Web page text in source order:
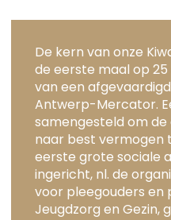
De kern van onze
de eerste maal op 25
van een
Antwerp-Mercator.
samengesteld om
naar best vermogen
eerste grote sociale
ingericht, nl. de
voor pleegouders en
Jeugdzorg en Gezin,